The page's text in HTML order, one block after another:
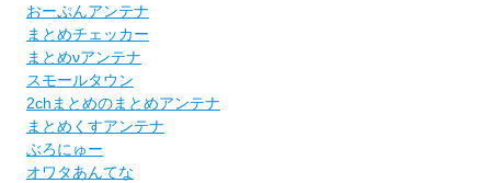
おーぷんアンテナ
まとめチェッカー
まとめνアンテナ
スモールタウン
2chまとめのまとめアンテナ
まとめくすアンテナ
ぶろにゅー
オワタあんてな